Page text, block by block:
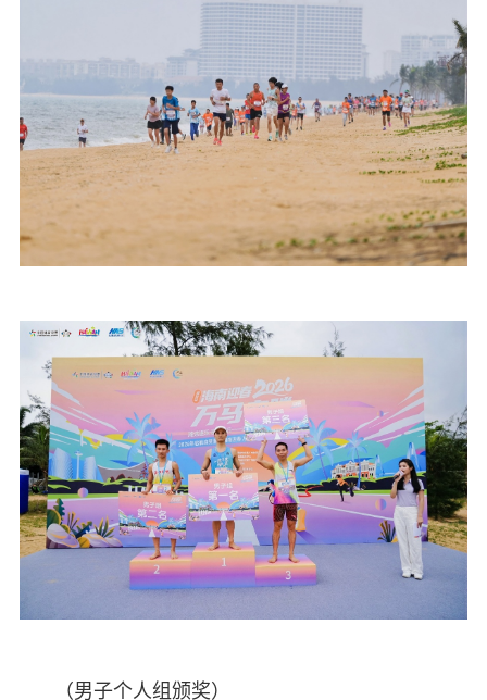
（男子个人组颁奖）